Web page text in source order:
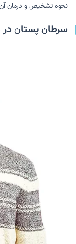
نحوه تشخیص و درمان آن
سرطان پستان